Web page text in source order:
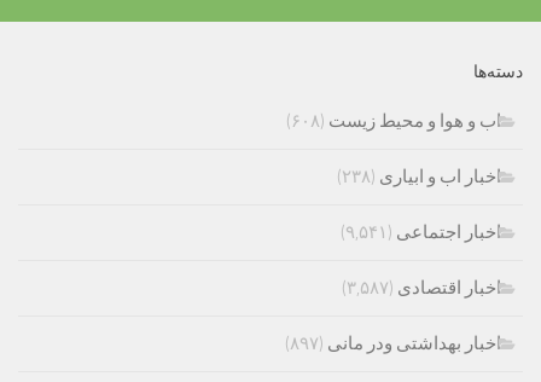
دسته‌ها
اب و هوا و محیط زیست (۶۰۸)
اخبار اب و ابیاری (۲۳۸)
اخبار اجتماعی (۹,۵۴۱)
اخبار اقتصادی (۳,۵۸۷)
اخبار بهداشتی ودر مانی (۸۹۷)